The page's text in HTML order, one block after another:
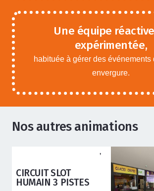
Une équipe
expérimentée,
habituée à gérer des événements
envergure.
Nos autres animations
,
CIRCUIT SLOT
HUMAIN 3 PISTES